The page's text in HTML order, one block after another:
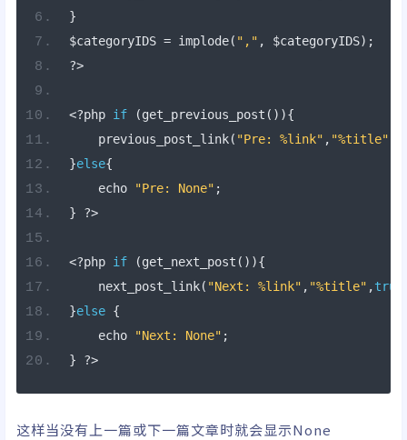
}
$categoryIDS = implode( "," , $categoryIDS);
?>
<?php if (get_previous_post ()){
    previous_post_link
( "Pre: %link" , "%title"
}else{
    echo
"Pre: None" ;
}
?>
<?php if (get_next_post ()){
    next_post_link
( "Next: %link" , "%title" ,true
}else {
    echo
"Next: None" ;
}
?>
这样当没有上一篇或下一篇文章时就会显示None